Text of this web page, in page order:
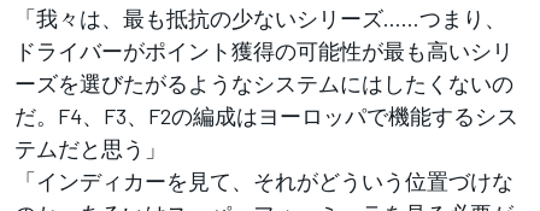
「我々は、最も抵抗の少ないシリーズ……つまり、
ドライバーがポイント獲得の可能性が最も高いシリ
ーズを選びたがるようなシステムにはしたくないの
だ。F4、F3、F2の編成はヨーロッパで機能するシス
テムだと思う」
「インディカーを見て、それがどういう位置づけな